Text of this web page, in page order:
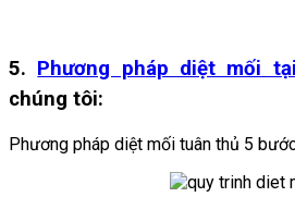
5. Phương pháp diệt mối
chúng tôi:
Phương pháp diệt mối tuân thủ 5